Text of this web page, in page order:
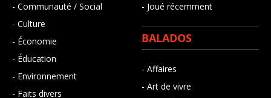
- Communauté / Social
- Culture
- Économie
- Éducation
- Environnement
- Faits divers
- Joué récemment
BALADOS
- Affaires
- Art de vivre